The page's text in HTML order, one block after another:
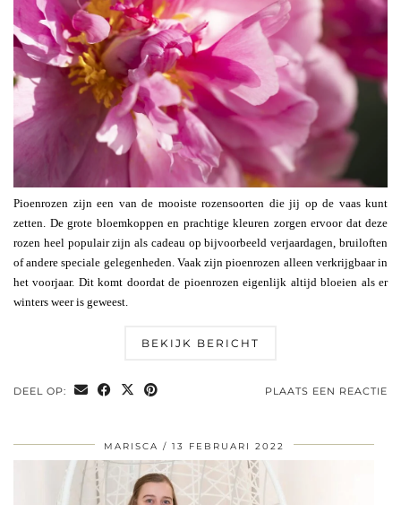
Pioenrozen zijn een van de mooiste rozensoorten die jij op de vaas kunt
zetten. De grote bloemkoppen en prachtige kleuren zorgen ervoor dat deze
rozen heel populair zijn als cadeau op bijvoorbeeld verjaardagen, bruiloften
of andere speciale gelegenheden. Vaak zijn pioenrozen alleen verkrijgbaar in
het voorjaar. Dit komt doordat de pioenrozen eigenlijk altijd bloeien als er
winters weer is geweest.
BEKIJK BERICHT
DEEL OP: PLAATS EEN REACTIE
MARISCA 13 FEBRUARI 2022